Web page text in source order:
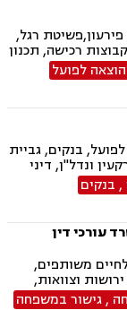
רגל,
רכישה, תכנון
פינוי
נחלות
צווי
ושומרון
הוצאה לפועל
בנקים, גביית
ונדל"ן, דיני
וצוואות, ייפוי
, בנקים
עורכי דין
משותפים,
וצוואות,
פשיטת רגל, ,גישור במשפחה